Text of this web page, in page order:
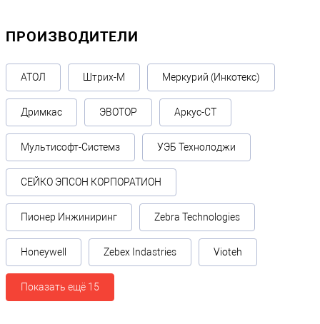
ПРОИЗВОДИТЕЛИ
АТОЛ Штрих-М Меркурий (Инкотекс)
Дримкас ЭВОТОР Аркус-СТ
Мультисофт-Системз УЭБ Технолоджи
СЕЙКО ЭПСОН КОРПОРАТИОН
Пионер Инжиниринг Zebra Technologies
Honeywell Zebex Indastries Vioteh
Показать ещё 15